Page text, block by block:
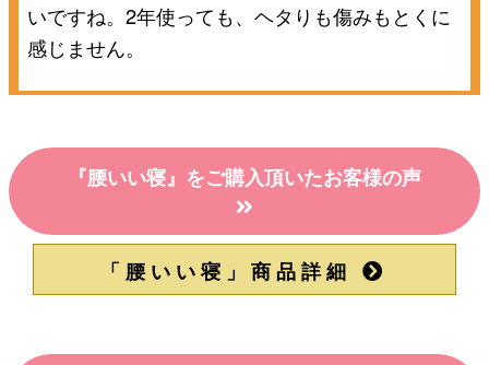
いですね。2年使っても、ヘタりも傷みもとくに
感じません。
『腰いい寝』をご購入頂いたお客様の声
「腰いい寝」商品詳細